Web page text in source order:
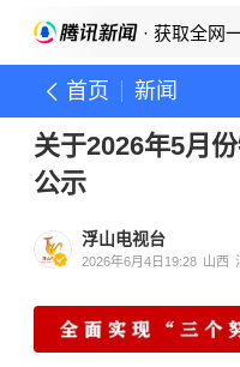
· 获取全网
首页 新闻
关于2026年5月
公示
浮山电视台
2026年6月4日19:28 山西